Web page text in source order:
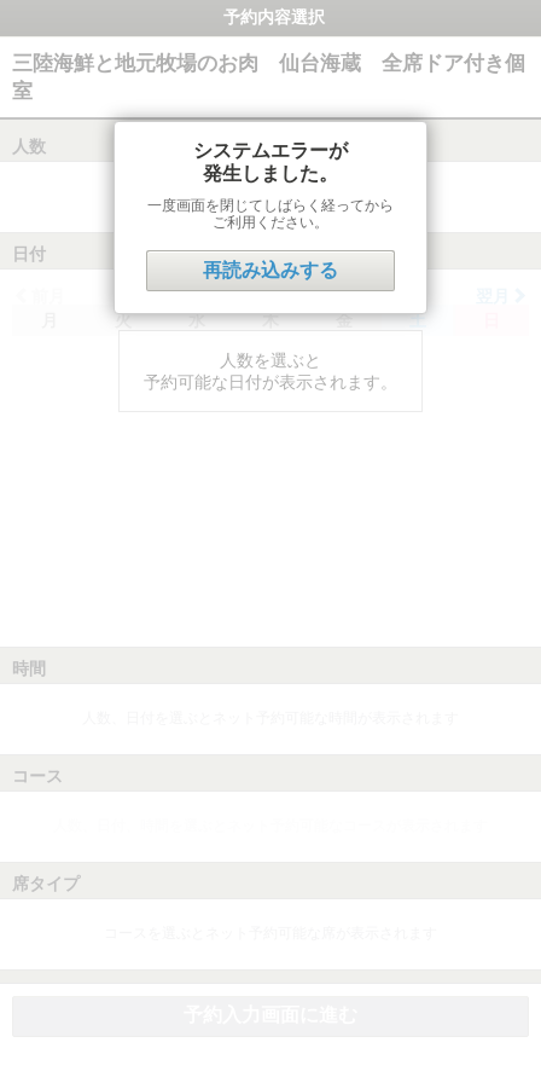
予約内容選択
三陸海鮮と地元牧場のお肉 仙台海蔵 全席ドア付き個
室
人数
日付
火 水 木 金 土
人数を選ぶと
予約可能な日付が表示されます。
時間
コース
席タイプ
システムエラーが
発生しました。
一度画面を閉じてしばらく経ってから
ご利用ください。
再読み込みする